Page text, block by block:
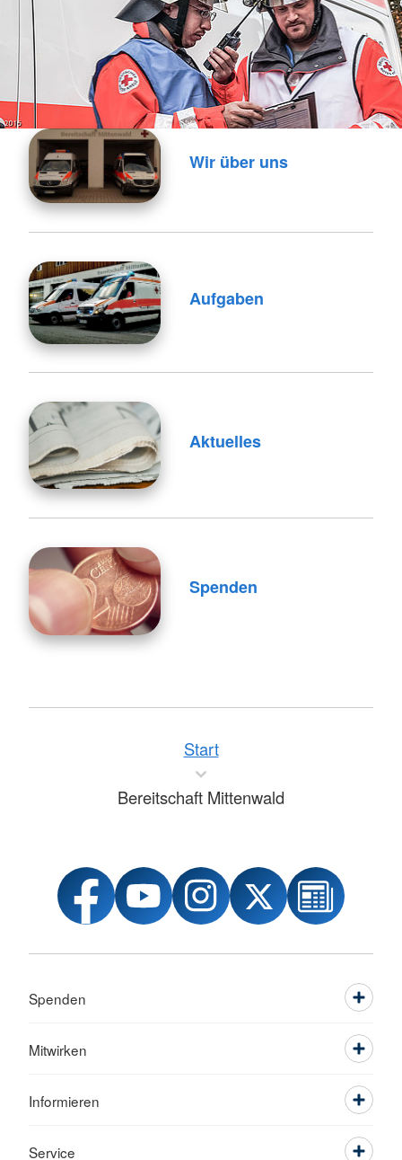
Wir über uns
Aufgaben
Aktuelles
Spenden
Start
Bereitschaft Mittenwald
Spenden
Mitwirken
Informieren
Service